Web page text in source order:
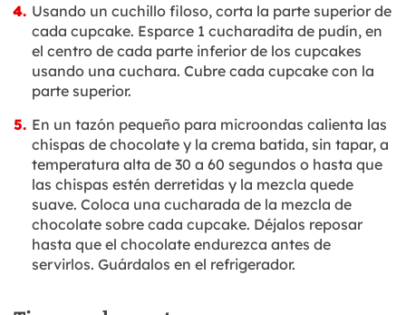
Usando un cuchillo filoso, corta la parte superior de
cada cupcake. Esparce 1 cucharadita de pudín, en
el centro de cada parte inferior de los cupcakes
usando una cuchara. Cubre cada cupcake con la
parte superior.
En un tazón pequeño para microondas calienta las
chispas de chocolate y la crema batida, sin tapar, a
temperatura alta de 30 a 60 segundos o hasta que
las chispas estén derretidas y la mezcla quede
suave. Coloca una cucharada de la mezcla de
chocolate sobre cada cupcake. Déjalos reposar
hasta que el chocolate endurezca antes de
servirlos. Guárdalos en el refrigerador.